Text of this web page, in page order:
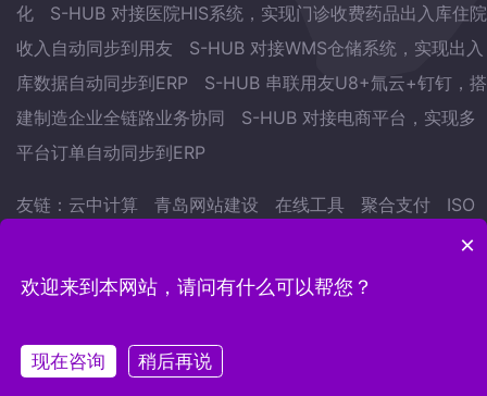
化
S-HUB 对接医院HIS系统，实现门诊收费药品出入库住院
收入自动同步到用友
S-HUB 对接WMS仓储系统，实现出入
库数据自动同步到ERP
S-HUB 串联用友U8+氚云+钉钉，搭
建制造企业全链路业务协同
S-HUB 对接电商平台，实现多
平台订单自动同步到ERP
友链： 云中计算 青岛网站建设 在线工具 聚合支付
ISO
地表水监测
站
所有鲁ICP备15007441号-12
×
欢迎来到本网站，请问有什么可以帮您？
现在咨询 稍后再说